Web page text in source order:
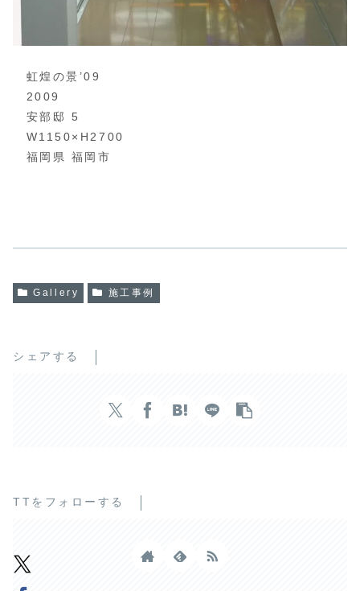
虹煌の景’09
2009
安部邸 5
W1150×H2700
福岡県 福岡市
Gallery 施工事例
シェアする
TTをフォローする